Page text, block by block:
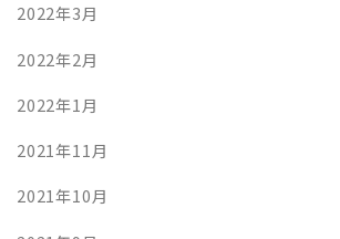
2022年3月
2022年2月
2022年1月
2021年11月
2021年10月